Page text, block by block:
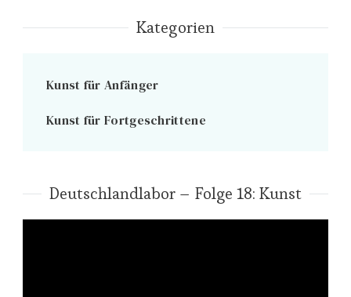
Kategorien
Kunst für Anfänger
Kunst für Fortgeschrittene
Deutschlandlabor – Folge 18: Kunst